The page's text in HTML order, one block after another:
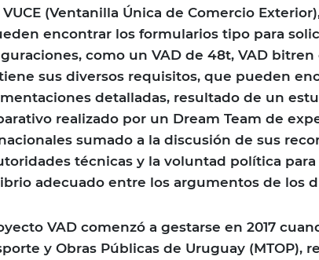
(Ventanilla Única de Comercio
encontrar los formularios tipo para
como un VAD de 48t, VAD bitren
sus diversos requisitos, que pueden
detalladas, resultado de un
realizado por un Dream Team de
sumado a la discusión de sus
técnicas y la voluntad política
adecuado entre los argumentos de los
VAD comenzó a gestarse en 2017
y Obras Públicas de Uruguay (MTOP),